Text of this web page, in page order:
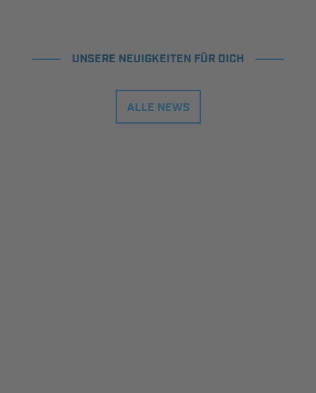
UNSERE NEUIGKEITEN FÜR DICH
ALLE NEWS